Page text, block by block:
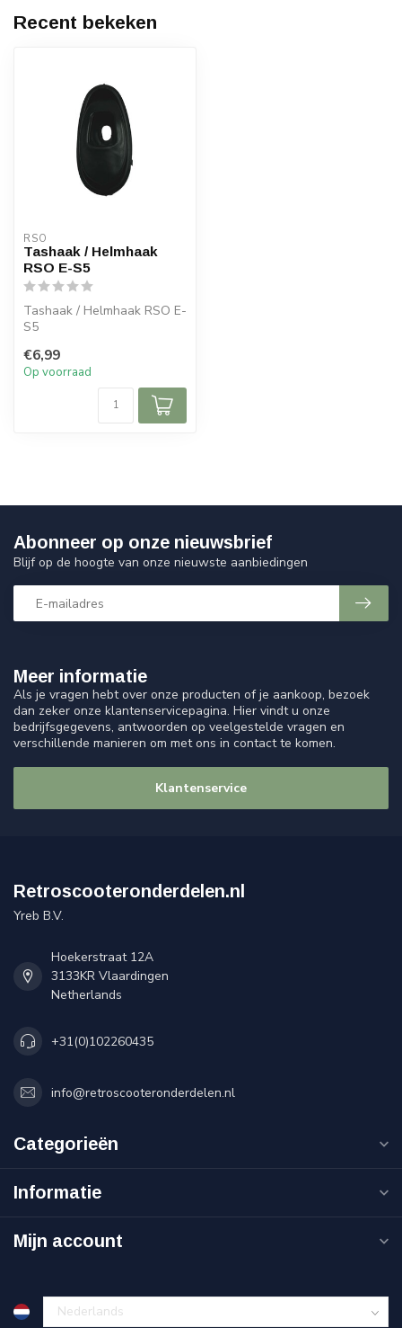
Recent bekeken
RSO
Tashaak / Helmhaak
RSO E-S5
Tashaak / Helmhaak RSO E-
S5
€6,99
Op voorraad
Meer informatie
Als je vragen hebt over onze producten of je aankoop, bezoek
dan zeker onze klantenservicepagina. Hier vindt u onze
bedrijfsgegevens, antwoorden op veelgestelde vragen en
verschillende manieren om met ons in contact te komen.
Klantenservice
Abonneer op onze nieuwsbrief
Blijf op de hoogte van onze nieuwste aanbiedingen
Retroscooteronderdelen.nl
Yreb B.V.
Hoekerstraat 12A
3133KR Vlaardingen
Netherlands
+31(0)102260435
info@retroscooteronderdelen.nl
Categorieën
Informatie
Mijn account